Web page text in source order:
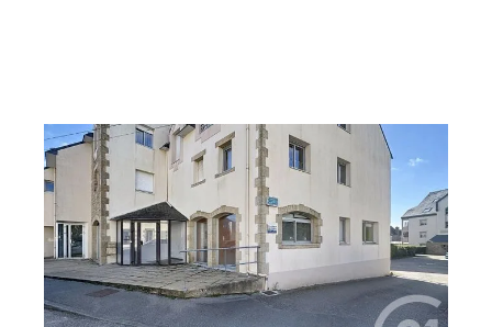
SARZEAU 56
122,10 m
2, 7 pièces
Ref : 13369
Appartement Autre à vendre
334 000 €